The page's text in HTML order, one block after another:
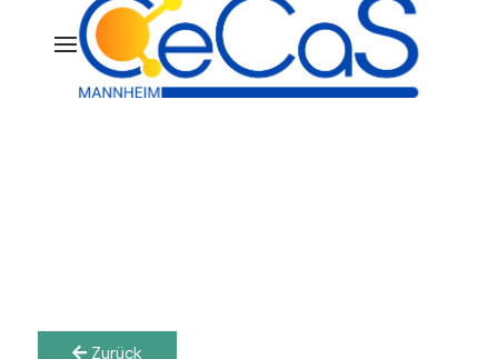
Zurück